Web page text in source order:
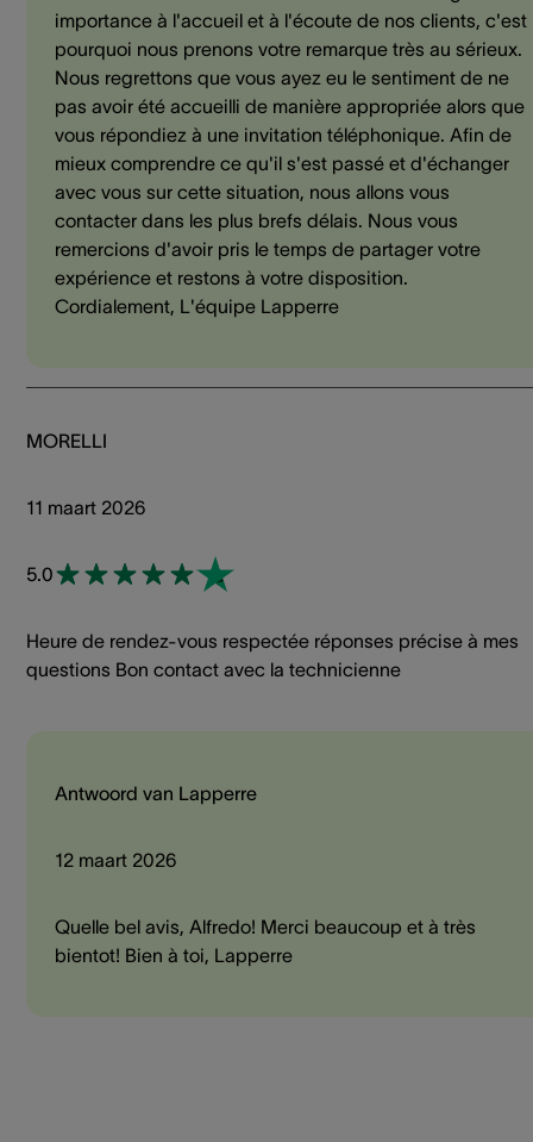
importance à l'accueil et à l'écoute de nos clients, c'est
pourquoi nous prenons votre remarque très au sérieux.
Nous regrettons que vous ayez eu le sentiment de ne
pas avoir été accueilli de manière appropriée alors que
vous répondiez à une invitation téléphonique. Afin de
mieux comprendre ce qu'il s'est passé et d'échanger
avec vous sur cette situation, nous allons vous
contacter dans les plus brefs délais. Nous vous
remercions d'avoir pris le temps de partager votre
expérience et restons à votre disposition.
Cordialement, L'équipe Lapperre
MORELLI
11 maart 2026
5.0
Heure de rendez-vous respectée réponses précise à mes
questions Bon contact avec la technicienne
Antwoord van Lapperre
12 maart 2026
Quelle bel avis, Alfredo! Merci beaucoup et à très
bientot! Bien à toi, Lapperre